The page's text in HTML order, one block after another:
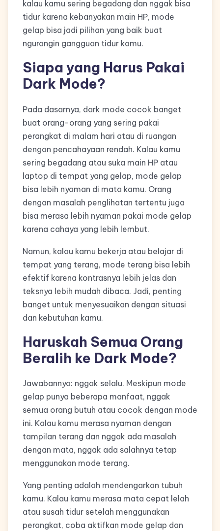
kalau kamu sering begadang dan nggak bisa
tidur karena kebanyakan main HP, mode
gelap bisa jadi pilihan yang baik buat
ngurangin gangguan tidur kamu.
Siapa yang Harus Pakai
Dark Mode?
Pada dasarnya, dark mode cocok banget
buat orang-orang yang sering pakai
perangkat di malam hari atau di ruangan
dengan pencahayaan rendah. Kalau kamu
sering begadang atau suka main HP atau
laptop di tempat yang gelap, mode gelap
bisa lebih nyaman di mata kamu. Orang
dengan masalah penglihatan tertentu juga
bisa merasa lebih nyaman pakai mode gelap
karena cahaya yang lebih lembut.
Namun, kalau kamu bekerja atau belajar di
tempat yang terang, mode terang bisa lebih
efektif karena kontrasnya lebih jelas dan
teksnya lebih mudah dibaca. Jadi, penting
banget untuk menyesuaikan dengan situasi
dan kebutuhan kamu.
Haruskah Semua Orang
Beralih ke Dark Mode?
Jawabannya: nggak selalu. Meskipun mode
gelap punya beberapa manfaat, nggak
semua orang butuh atau cocok dengan mode
ini. Kalau kamu merasa nyaman dengan
tampilan terang dan nggak ada masalah
dengan mata, nggak ada salahnya tetap
menggunakan mode terang.
Yang penting adalah mendengarkan tubuh
kamu. Kalau kamu merasa mata cepat lelah
atau susah tidur setelah menggunakan
perangkat, coba aktifkan mode gelap dan